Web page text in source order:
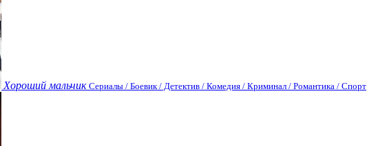
Хороший мальчик Сериалы / Боевик / Детектив / Комедия / Криминал / Романтика / Спорт